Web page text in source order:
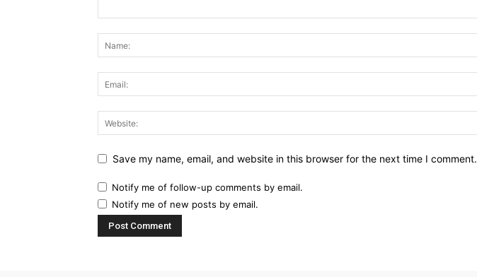
Save my name, email, and website in this browser for the next time I comment.
Notify me of follow-up comments by email.
Notify me of new posts by email.